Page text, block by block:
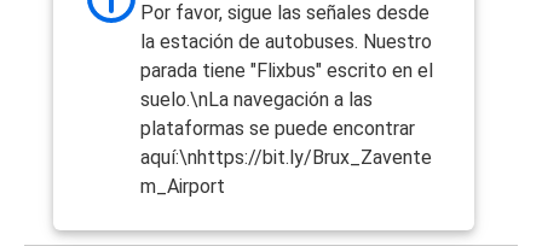
Por favor, sigue las señales desde
la estación de autobuses. Nuestro
parada tiene "Flixbus" escrito en el
suelo.\nLa navegación a las
plataformas se puede encontrar
aquí:\nhttps://bit.ly/Brux_Zavente
m_Airport